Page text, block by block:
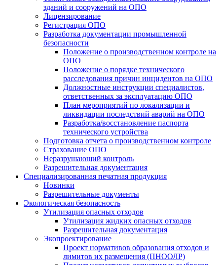
зданий и сооружений на ОПО
Лицензирование
Регистрация ОПО
Разработка документации промышленной
безопасности
Положение о производственном контроле на
ОПО
Положение о порядке технического
расследования причин инцидентов на ОПО
Должностные инструкции специалистов,
ответственных за эксплуатацию ОПО
План мероприятий по локализации и
ликвидации последствий аварий на ОПО
Разработка/восстановление паспорта
технического устройства
Подготовка отчета о производственном контроле
Страхование ОПО
Неразрушающий контроль
Разрешительная документация
Специализированная печатная продукция
Новинки
Разрешительные документы
Экологическая безопасность
Утилизация опасных отходов
Утилизация жидких опасных отходов
Разрешительная документация
Экопроектирование
Проект нормативов образования отходов и
лимитов их размещения (ПНООЛР)